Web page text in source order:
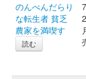
のんべんだらり
な転生者 貧乏
農家を満喫す
読む